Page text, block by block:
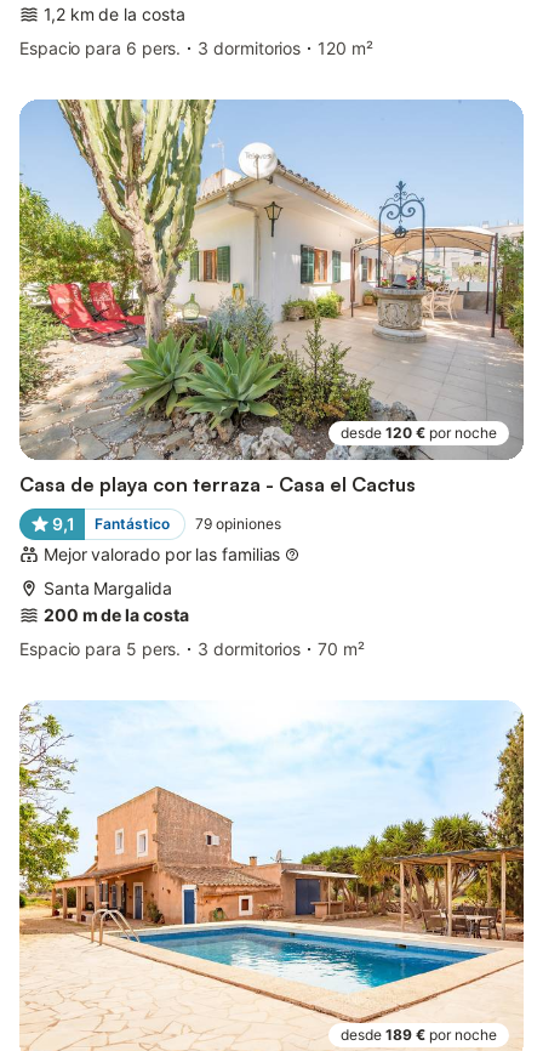
1,2 km de la costa
Espacio para 6 pers.
3 dormitorios 120 m²
desde 120 € por noche
Casa de playa con terraza - Casa el Cactus
9,1 Fantástico 79 opiniones
Mejor valorado por las familias
Santa Margalida
200 m de la costa
Espacio para 5 pers.
3 dormitorios 70 m²
desde 189 € por noche